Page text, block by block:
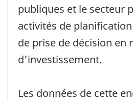
publiques et le secteur
activités de
de prise de décision en
d'investissement.
Les données de cette